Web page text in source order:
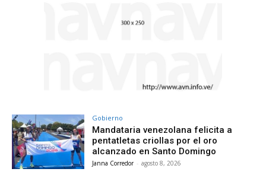
Gobierno
Mandataria venezolana felicita a
pentatletas criollas por el oro
alcanzado en Santo Domingo
Janna Corredor - agosto 8, 2026